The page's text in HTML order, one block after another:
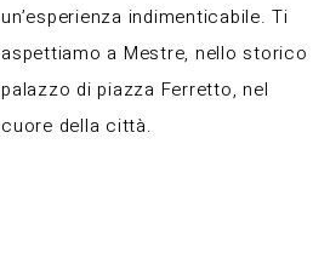
un’esperienza indimenticabile. Ti
aspettiamo a Mestre, nello storico
palazzo di piazza Ferretto, nel
cuore della città.